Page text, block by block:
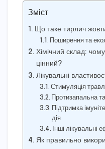
Зміст
Що таке тирлич
Поширення та
Хімічний склад:
цінний?
Лікувальні
Стимуляція
Протизапальна
Підтримка
дія
Інші лікувальні
Як правильно